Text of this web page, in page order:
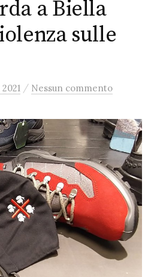
a Biella
sulle
/ Nessun commento